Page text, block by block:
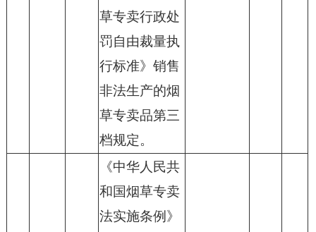
草专卖行政处
罚自由裁量执
行标准》销售
非法生产的烟
草专卖品第三
档规定。
《中华人民共
和国烟草专卖
法实施条例》